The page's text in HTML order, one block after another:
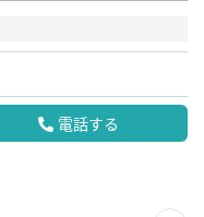
電話する